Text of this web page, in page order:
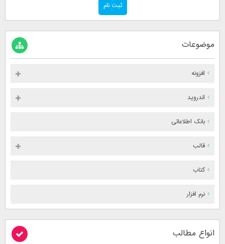
موضوعات
افزونه
اندروید
بانک اطلاعاتی
قالب
کتاب
نرم افزار
انواع مطالب